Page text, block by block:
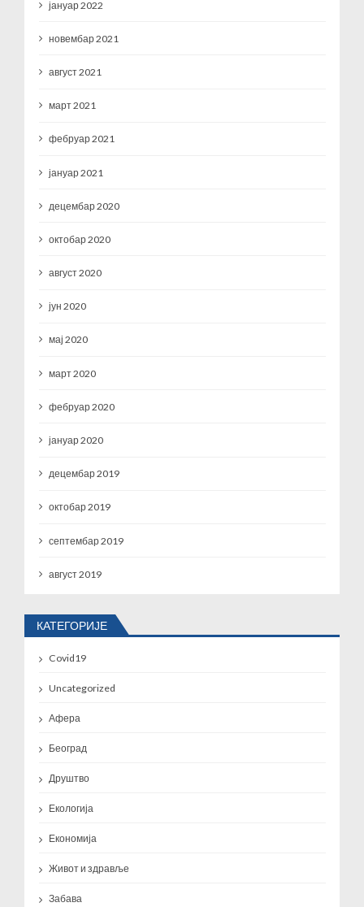
јануар 2022
новембар 2021
август 2021
март 2021
фебруар 2021
јануар 2021
децембар 2020
октобар 2020
август 2020
јун 2020
мај 2020
март 2020
фебруар 2020
јануар 2020
децембар 2019
октобар 2019
септембар 2019
август 2019
КАТЕГОРИЈЕ
Covid19
Uncategorized
Афера
Београд
Друштво
Екологија
Економија
Живот и здравље
Забава